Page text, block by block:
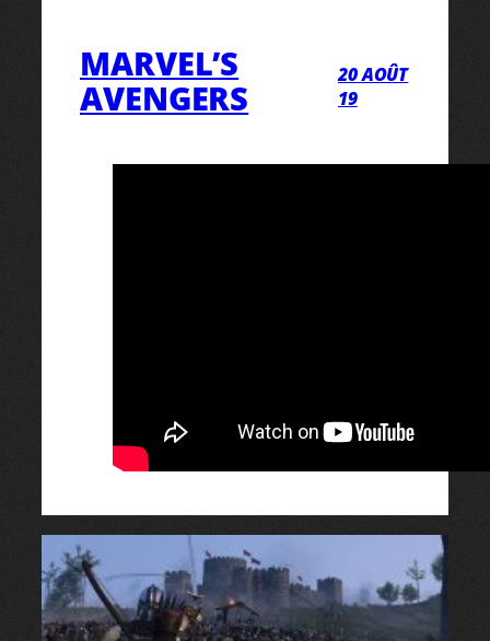
MARVEL’S
AVENGERS
20 AOÛT
19